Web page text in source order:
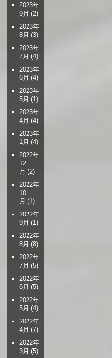
2023年
9月 (2)
2023年
8月 (3)
2023年
7月 (4)
2023年
6月 (4)
2023年
5月 (1)
2023年
4月 (4)
2023年
1月 (4)
2022年
12
月 (2)
2022年
10
月 (1)
2022年
9月 (1)
2022年
8月 (8)
2022年
7月 (5)
2022年
6月 (5)
2022年
5月 (4)
2022年
4月 (7)
2022年
3月 (5)